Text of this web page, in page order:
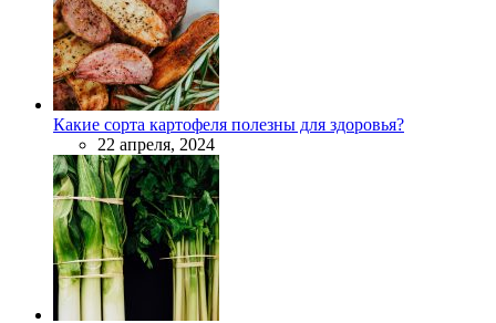
Какие сорта картофеля полезны для здоровья?
22 апреля, 2024